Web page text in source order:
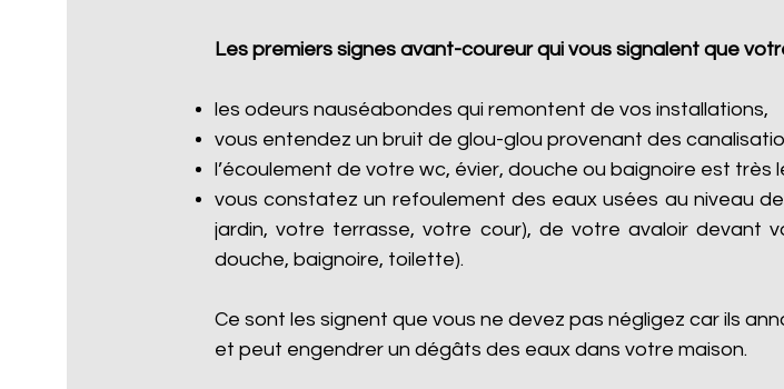
Les premiers signes avant-coureur qui vous signalent que
les odeurs nauséabondes qui remontent de vos installations,
vous entendez un bruit de glou-glou provenant des
l’écoulement de votre wc, évier, douche ou baignoire est très
vous constatez un refoulement des eaux usées au niveau
jardin, votre terrasse, votre cour), de votre avaloir devant
douche, baignoire, toilette).
Ce sont les signent que vous ne devez pas négligez car ils
et peut engendrer un dégâts des eaux dans votre maison.